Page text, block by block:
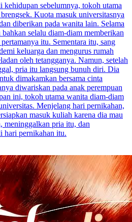
kehidupan sebelumnya, tokoh utama
Kuota masuk universitasnya
diberikan pada wanita lain. Selama
selalu diam-diam memberikan
itu. Sementara itu, sang
keluarga dan mengurus rumah
oleh tetangganya. Namun, setelah
pria itu langsung bunuh diri. Dia
dimakamkan bersama cinta
diwariskan pada anak perempuan
ini, tokoh utama wanita diam-diam
Menjelang hari pernikahan,
masuk kuliah karena dia mau
meninggalkan pria itu, dan
hari pernikahan itu.